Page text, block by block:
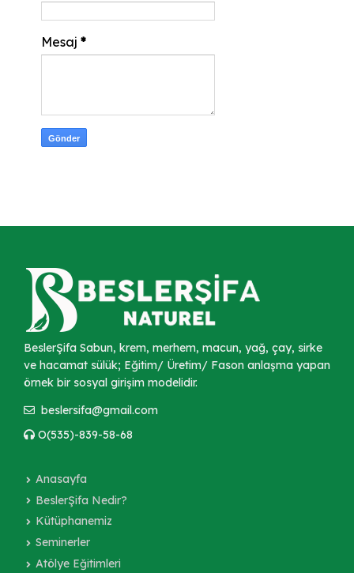
Mesaj *
BeslerŞifa Sabun, krem, merhem, macun, yağ, çay, sirke
ve hacamat sülük; Eğitim/ Üretim/ Fason anlaşma yapan
örnek bir sosyal girişim modelidir.
beslersifa@gmail.com
O(535)-839-58-68
Anasayfa
BeslerŞifa Nedir?
Kütüphanemiz
Seminerler
Atölye Eğitimleri